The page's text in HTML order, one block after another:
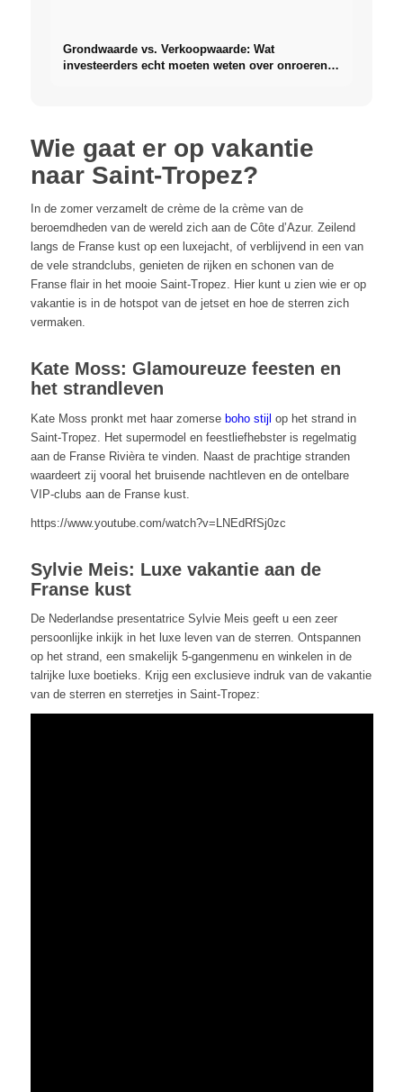
Grondwaarde vs. Verkoopwaarde: Wat
investeerders echt moeten weten over onroerend
Wie gaat er op vakantie
naar Saint-Tropez?
In de zomer verzamelt de crème de la crème van de
beroemdheden van de wereld zich aan de Côte d’Azur. Zeilend
langs de Franse kust op een luxejacht, of verblijvend in een van
de vele strandclubs, genieten de rijken en schonen van de
Franse flair in het mooie Saint-Tropez. Hier kunt u zien wie er op
vakantie is in de hotspot van de jetset en hoe de sterren zich
vermaken.
Kate Moss: Glamoureuze feesten en
het strandleven
Kate Moss pronkt met haar zomerse boho stijl op het strand in
Saint-Tropez. Het supermodel en feestliefhebster is regelmatig
aan de Franse Rivièra te vinden. Naast de prachtige stranden
waardeert zij vooral het bruisende nachtleven en de ontelbare
VIP-clubs aan de Franse kust.
https://www.youtube.com/watch?v=LNEdRfSj0zc
Sylvie Meis: Luxe vakantie aan de
Franse kust
De Nederlandse presentatrice Sylvie Meis geeft u een zeer
persoonlijke inkijk in het luxe leven van de sterren. Ontspannen
op het strand, een smakelijk 5-gangenmenu en winkelen in de
talrijke luxe boetieks. Krijg een exclusieve indruk van de vakantie
van de sterren en sterretjes in Saint-Tropez: